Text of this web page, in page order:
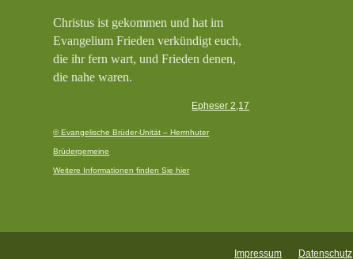
Christus ist gekommen und hat im
Evangelium Frieden verkündigt euch,
die ihr fern wart, und Frieden denen,
die nahe waren.
Epheser 2,17
© Evangelische Brüder-Unität – Herrnhuter
Brüdergemeine
Weitere Informationen finden Sie hier
Impressum Datenschutz